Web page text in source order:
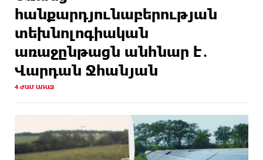
հանքարդյունաբերության
տեխնոլոգիական
առաջընթացն անհնար է․
Վարդան Ջհանյան
4 ԺԱՄ ԱՌԱՋ